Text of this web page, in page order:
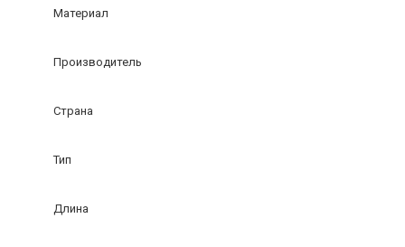
Материал
Производитель
Страна
Тип
Длина